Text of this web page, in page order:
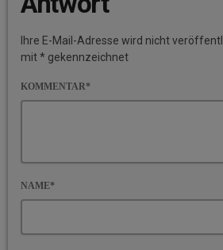
Ihre E-Mail-Adresse wird nicht
mit * gekennzeichnet
KOMMENTAR*
NAME*